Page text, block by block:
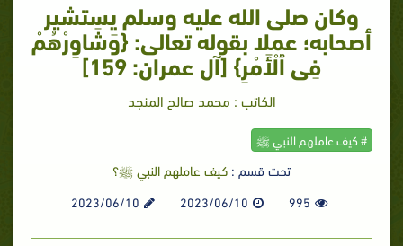
وكان صلى الله عليه وسلم يستشير
أصحابه؛ عملا بقوله تعالى: {وَشَاوِرْهُمْ
فِى ٱلْأَمْرِ} [آل عمران: 159]
الكاتب : محمد صالح المنجد
# كيف عاملهم النبي ﷺ
تحت قسم : كيف عاملهم النبي ﷺ؟
995
2023/06/10
2023/06/10